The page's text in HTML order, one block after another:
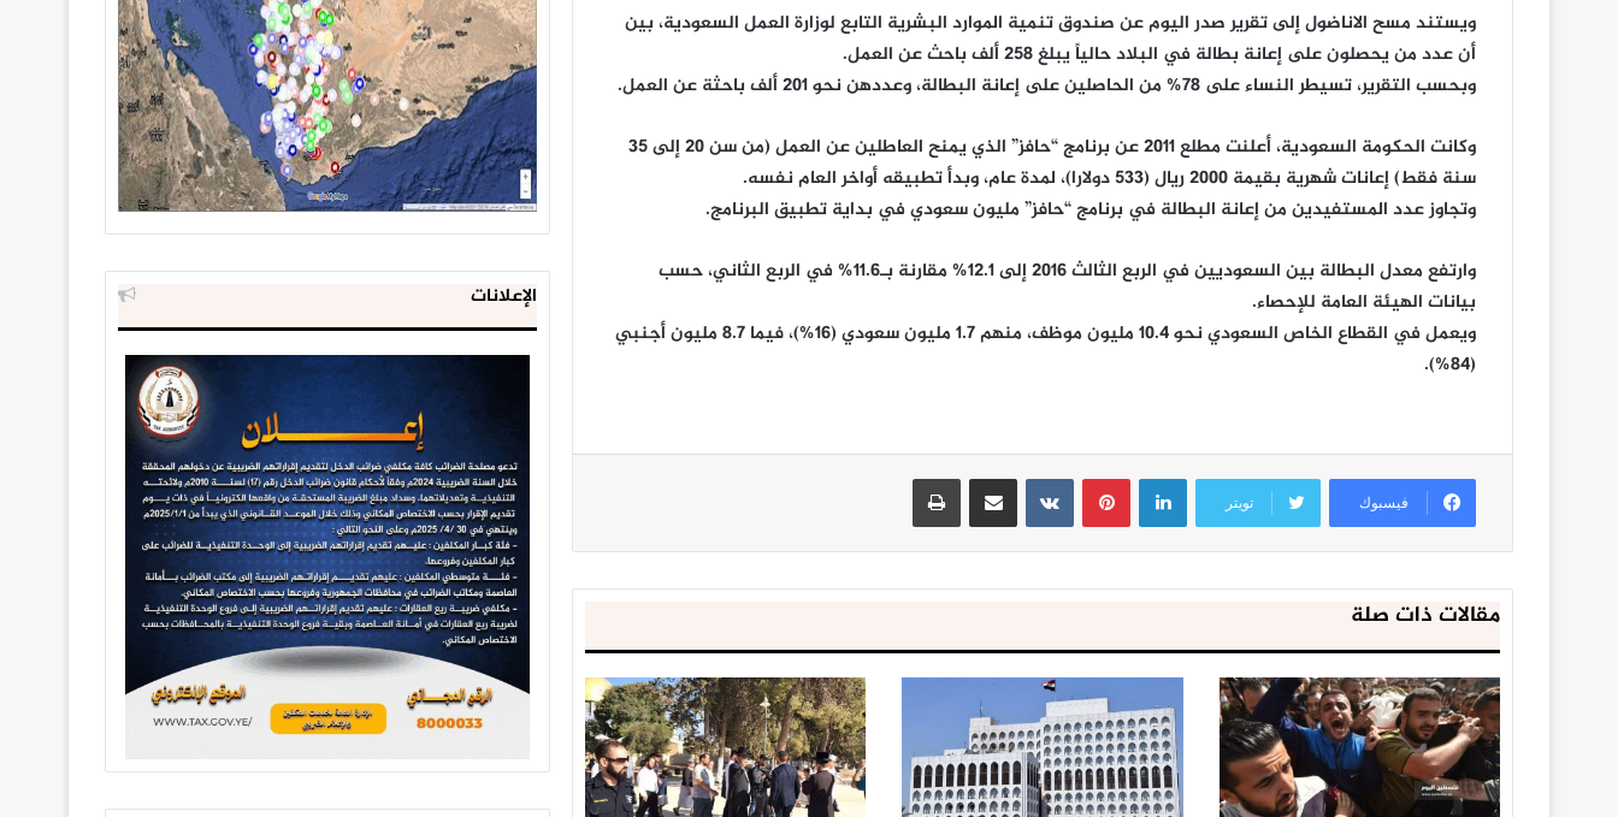
ويستند مسح الاناضول إلى تقرير صدر اليوم عن صندوق تنمية الموارد البشرية التابع لوزارة العمل السعودية، بين
أن عدد من يحصلون على إعانة بطالة في البلاد حالياً يبلغ 258 ألف باحث عن العمل.
وبحسب التقرير، تسيطر النساء على 78% من الحاصلين على إعانة البطالة، وعددهن نحو 201 ألف باحثة عن العمل.
وكانت الحكومة السعودية، أعلنت مطلع 2011 عن برنامج “حافز” الذي يمنح العاطلين عن العمل (من سن 20 إلى 35
سنة فقط) إعانات شهرية بقيمة 2000 ريال (533 دولارا)، لمدة عام، وبدأ تطبيقه أواخر العام نفسه.
وتجاوز عدد المستفيدين من إعانة البطالة في برنامج “حافز” مليون سعودي في بداية تطبيق البرنامج.
وارتفع معدل البطالة بين السعوديين في الربع الثالث 2016 إلى 12.1% مقارنة بـ11.6% في الربع الثاني، حسب
بيانات الهيئة العامة للإحصاء.
ويعمل في القطاع الخاص السعودي نحو 10.4 مليون موظف، منهم 1.7 مليون سعودي (16%)، فيما 8.7 مليون أجنبي
(84%).
فيسبوك تويتر
لينكدإنبينتيريست مشاركة عبر البريد طباعة
مقالات ذات صلة
الإعلانات